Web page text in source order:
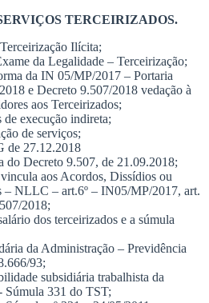
TERCEIRIZADOS.
Ilícita;
da Legalidade – Terceirização;
da IN 05/MP/2017 – Portaria
e Decreto 9.507/2018 vedação à
aos Terceirizados;
execução indireta;
de serviços;
de 27.12.2018
do Decreto 9.507, de 21.09.2018;
aos Acordos, Dissídios ou
– NLLC – art.6º – IN05/MP/2017, art.
2018;
dos terceirizados e a súmula
da Administração – Previdência
93;
subsidiária trabalhista da
Súmula 331 do TST;